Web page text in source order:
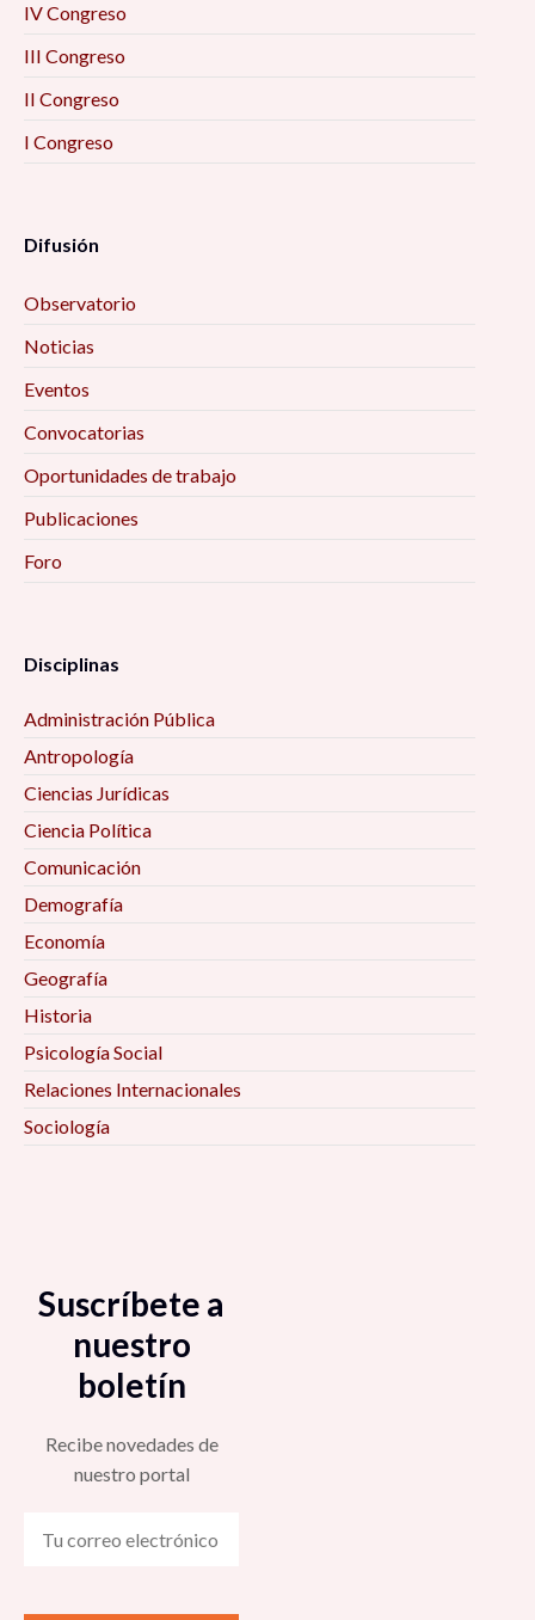
IV Congreso
III Congreso
II Congreso
I Congreso
Difusión
Observatorio
Noticias
Eventos
Convocatorias
Oportunidades de trabajo
Publicaciones
Foro
Disciplinas
Administración Pública
Antropología
Ciencias Jurídicas
Ciencia Política
Comunicación
Demografía
Economía
Geografía
Historia
Psicología Social
Relaciones Internacionales
Sociología
Suscríbete a
nuestro
boletín
Recibe novedades de
nuestro portal